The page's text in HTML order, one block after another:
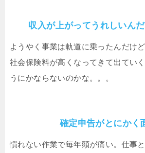
収入が上がってうれしいん
ようやく事業は軌道に乗ったんだけ
社会保険料が高くなってきて出てい
うにかならないのかな。。。
確定申告がとにかく
慣れない作業で毎年頭が痛い。仕事